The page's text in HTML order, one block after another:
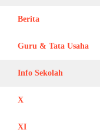
Register
Berita
Adiwiyata
Guru & Tata Usaha
Info Sekolah
Lain-lain
X
XI